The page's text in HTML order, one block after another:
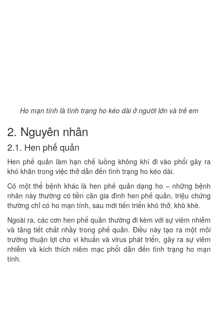
Ho mạn tính là tình trạng ho kéo dài ở người lớn và trẻ em
2. Nguyên nhân
2.1. Hen phế quản
Hen phế quản làm hạn chế luồng không khí đi vào phổi gây ra
khó khăn trong việc thở dẫn đến tình trạng ho kéo dài.
Có một thể bệnh khác là hen phế quản dạng ho – những bệnh
nhân này thường có tiền căn gia đình hen phế quản, triệu chứng
thường chỉ có ho mạn tính, sau mới tiến triển khó thở, khò khè.
Ngoài ra, các cơn hen phế quản thường đi kèm với sự viêm nhiễm
và tăng tiết chất nhầy trong phế quản. Điều này tạo ra một môi
trường thuận lợi cho vi khuẩn và virus phát triển, gây ra sự viêm
nhiễm và kích thích niêm mạc phổi dẫn đến tình trạng ho mạn
tính.